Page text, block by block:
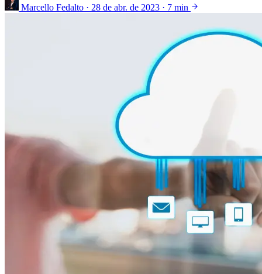
Marcello Fedalto · 28 de abr. de 2023 · 7 min